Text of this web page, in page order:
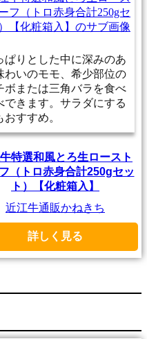
ぱりとした中に深みのあ
わいのモモ、希少部位の
ボまたは三角バラを食べ
できます。サラダにする
おすすめ。
特選和風とろ生ロースト
（トロ赤身合計250gセッ
ト）【化粧箱入】
近江牛通販かねきち
詳しく見る